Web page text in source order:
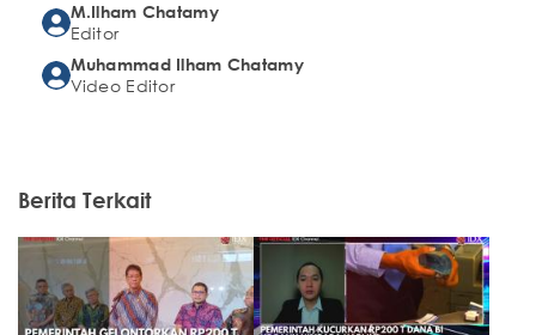
M.Ilham Chatamy
Editor
Muhammad Ilham Chatamy
Video Editor
Berita Terkait